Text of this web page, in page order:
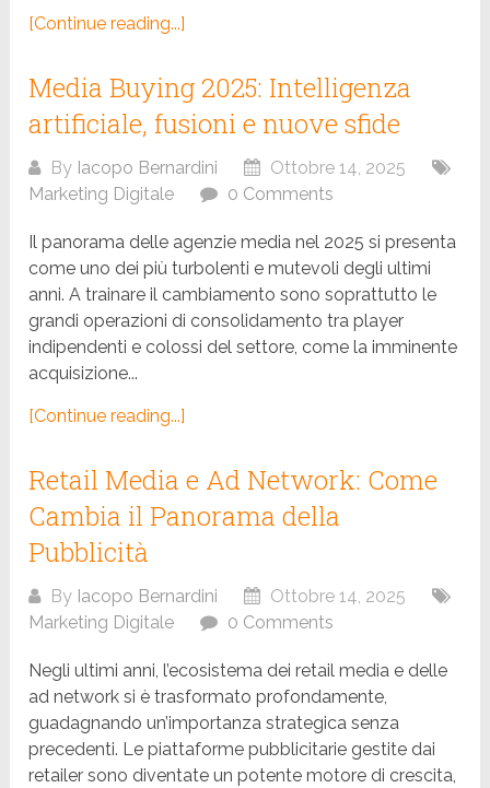
[Continue reading...]
Media Buying 2025: Intelligenza
artificiale, fusioni e nuove sfide
By Iacopo Bernardini
Ottobre 14, 2025
Marketing Digitale
0 Comments
Il panorama delle agenzie media nel 2025 si presenta
come uno dei più turbolenti e mutevoli degli ultimi
anni. A trainare il cambiamento sono soprattutto le
grandi operazioni di consolidamento tra player
indipendenti e colossi del settore, come la imminente
acquisizione...
[Continue reading...]
Retail Media e Ad Network: Come
Cambia il Panorama della
Pubblicità
By Iacopo Bernardini
Ottobre 14, 2025
Marketing Digitale
0 Comments
Negli ultimi anni, l’ecosistema dei retail media e delle
ad network si è trasformato profondamente,
guadagnando un’importanza strategica senza
precedenti. Le piattaforme pubblicitarie gestite dai
retailer sono diventate un potente motore di crescita,